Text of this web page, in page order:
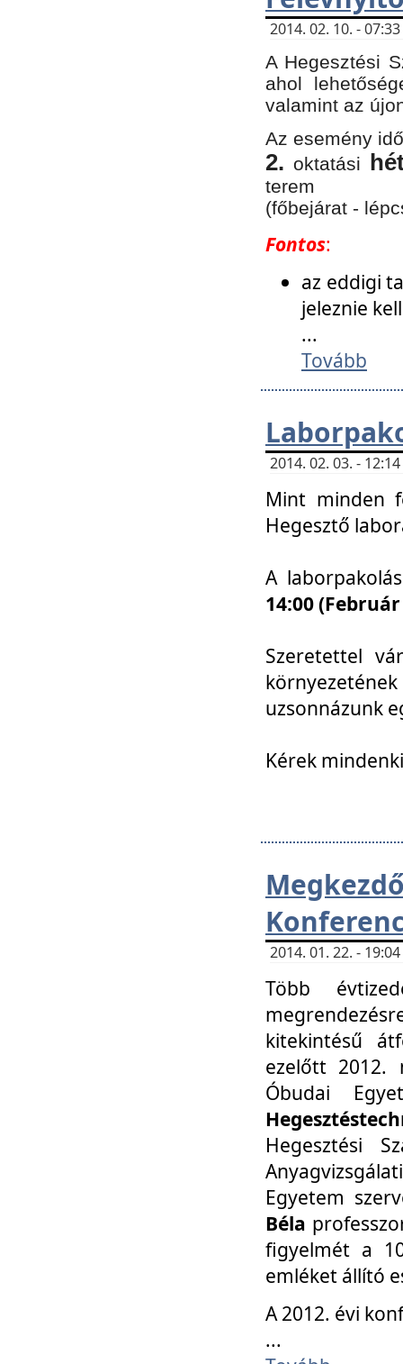
2014. 02. 10. -
A Hegesztési
ahol
valamint az
Az esemény
2. oktatási
terem
(főbejárat -
Fontos:
az eddigi
jeleznie
...
Tovább
2014. 02. 03. -
Mint minden
Hegesztő
A
14:00
Szeretettel
uzsonnázunk
Kérek
2014. 01. 22. -
Több
kitekintésű
ezelőtt 2012.
Óbudai
Hegesztési
Egyetem
Béla
figyelmét a
emléket állító
A 2012. évi
...